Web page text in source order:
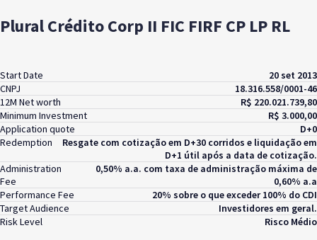
Plural Crédito Corp II FIC FIRF CP LP RL
Start Date
20 set 2013
CNPJ
18.316.558/0001-46
12M Net worth
R$ 220.021.739,80
Minimum Investment
R$ 3.000,00
Application quote
D+0
Redemption
Resgate com cotização em D+30 corridos e liquidação em
D+1 útil após a data de cotização.
Administration
Fee
0,50% a.a. com taxa de administração máxima de
0,60% a.a
Performance Fee
20% sobre o que exceder 100% do CDI
Target Audience
Investidores em geral.
Risk Level
Risco Médio